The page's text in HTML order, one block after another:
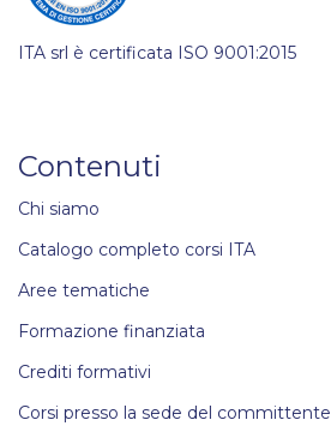
ITA srl è certificata ISO 9001:2015
Contenuti
Chi siamo
Catalogo completo corsi ITA
Aree tematiche
Formazione finanziata
Crediti formativi
Corsi presso la sede del committente